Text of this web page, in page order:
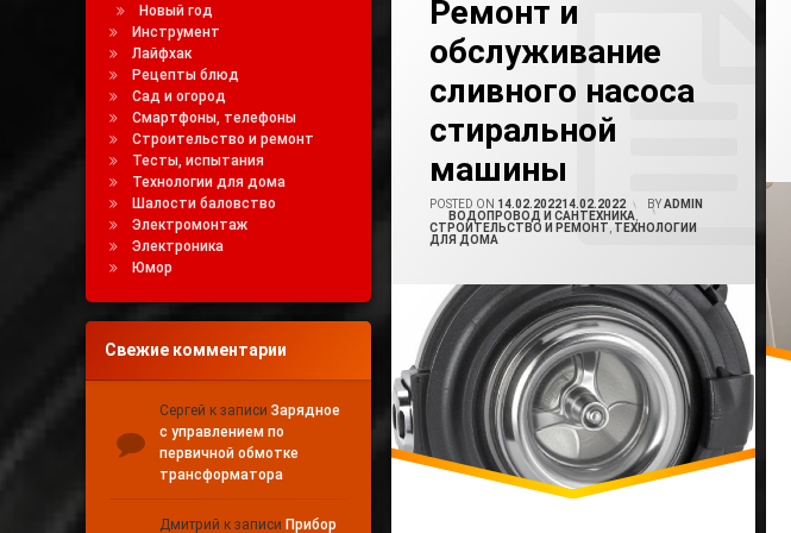
Ремонт и
обслуживание
сливного насоса
стиральной
машины
POSTED ON 14.02.202214.02.2022 BYADMIN
CATEGORIES:
ВОДОПРОВОД И САНТЕХНИКА,
СТРОИТЕЛЬСТВО И РЕМОНТ ТЕХНОЛОГИИ
ДЛЯ ДОМА
Замена Насоса Стиральной Машины
Ремонт Насос Стиральной Машины
Сливной Насос Стиральной Машины
Новый год
Инструмент
Лайфхак
Рецепты блюд
Сад и огород
Смартфоны, телефоны
Строительство и ремонт
Тесты, испытания
Технологии для дома
Шалости баловство
Электромонтаж
Электроника
Юмор
Свежие комментарии
Сергей к записи Зарядное
с управлением по
первичной обмотке
трансформатора
Дмитрий к записи Прибор